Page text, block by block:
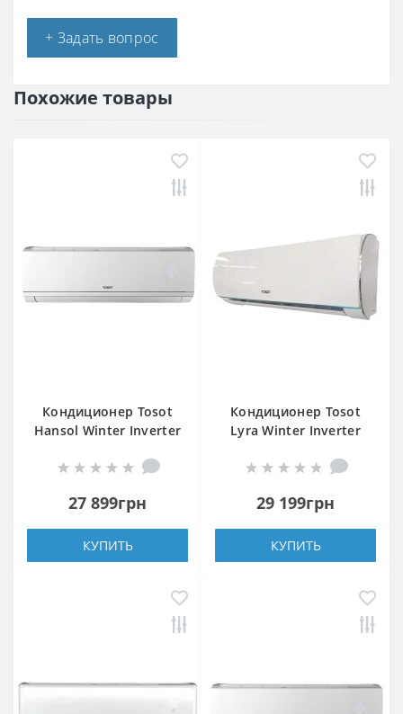
+ Задать вопрос
Похожие товары
Кондиционер Tosot
Hansol Winter Inverter
27 899грн
КУПИТЬ
Кондиционер Tosot
Lyra Winter Inverter
29 199грн
КУПИТЬ